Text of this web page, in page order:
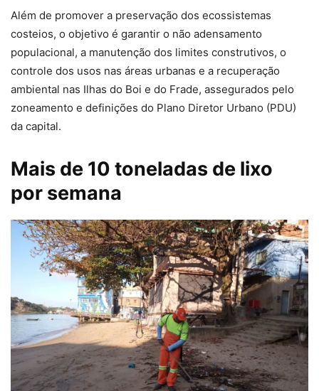
Além de promover a preservação dos ecossistemas
costeios, o objetivo é garantir o não adensamento
populacional, a manutenção dos limites construtivos, o
controle dos usos nas áreas urbanas e a recuperação
ambiental nas Ilhas do Boi e do Frade, assegurados pelo
zoneamento e definições do Plano Diretor Urbano (PDU)
da capital.
Mais de 10 toneladas de lixo
por semana